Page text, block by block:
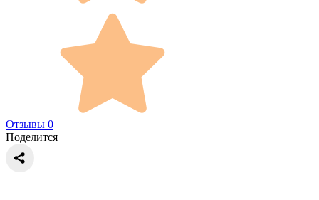
Отзывы 0
Поделится